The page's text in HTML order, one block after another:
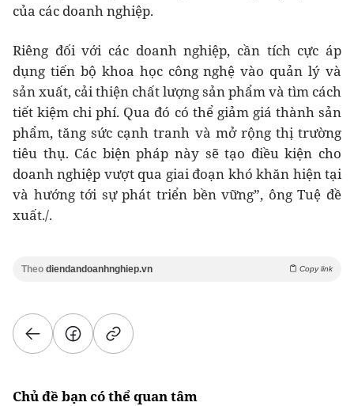
của các doanh nghiệp.
Riêng đối với các doanh nghiệp, cần tích cực áp
dụng tiến bộ khoa học công nghệ vào quản lý và
sản xuất, cải thiện chất lượng sản phẩm và tìm cách
tiết kiệm chi phí. Qua đó có thể giảm giá thành sản
phẩm, tăng sức cạnh tranh và mở rộng thị trường
tiêu thụ. Các biện pháp này sẽ tạo điều kiện cho
doanh nghiệp vượt qua giai đoạn khó khăn hiện tại
và hướng tới sự phát triển bền vững”, ông Tuệ đề
xuất./.
Theo diendandoanhnghiep.vn Copy link
Chủ đề bạn có thể quan tâm